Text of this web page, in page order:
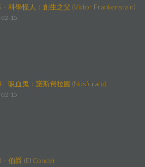
– 科學怪人：創生之父 (Victor Frankenstein)
02-15
– 吸血鬼：諾斯費拉圖 (Nosferatu)
02-15
– 伯爵 (El Conde)